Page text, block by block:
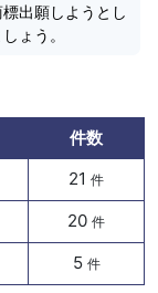
出願しようとし
ょう。
件数
21 件
20 件
5 件